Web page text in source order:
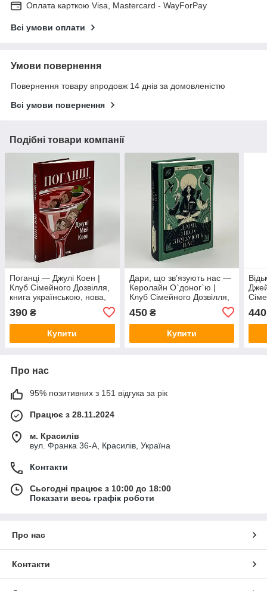
Оплата карткою Visa, Mastercard - WayForPay
Всі умови оплати
Умови повернення
Повернення товару впродовж 14 днів за домовленістю
Всі умови повернення
Подібні товари компанії
Поганці — Джулі Коен |
Клуб Сімейного Дозвілля,
книга українською, нова,
390 ₴
Купити
Дари, що зв’язують нас —
Керолайн О`доног`ю |
Клуб Сімейного Дозвілля,
книга українською, нова,
тверда
450₴
Купити
440
Про нас
95% позитивних з 151 відгука за рік
Працює з 28.11.2024
м. Красилів
вул. Франка 36-А, Красилів, Україна
Контакти
Сьогодні працює з 10:00 до 18:00
Показати весь графік роботи
Про нас
Контакти